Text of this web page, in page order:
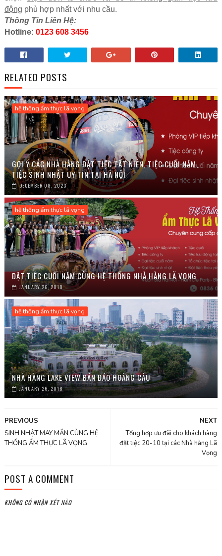
động phù hợp nhất với nhu cầu.
Thông Tin Liên Hệ:
Hotline: 0123 608 3456
RELATED POSTS
hệ thống ẩm thực lã vọng
GỢI Ý CÁC NHÀ HÀNG ĐẶT TIỆC TẤT NIÊN, TIỆC CUỐI NĂM,
TIỆC SINH NHẬT UY TÍN TẠI HÀ NỘI
DECEMBER 08, 2023
hệ thống ẩm thực lã vọng
ĐẶT TIỆC CUỐI NĂM CÙNG HỆ THỐNG NHÀ HÀNG LÃ VỌNG
JANUARY 26, 2018
hệ thống ẩm thực lã vọng
NHÀ HÀNG LAKE VIEW BÁN ĐẢO HOÀNG CẦU
JANUARY 26, 2018
NEXT
Tổng hợp ưu đãi cho khách hàng
đặt tiệc 20-10 tại các Nhà hàng Lã
Vọng
PREVIOUS
SINH NHẬT MAY MẮN CÙNG HỆ
THỐNG ẨM THỰC LÃ VỌNG
POST A COMMENT
KHÔNG CÓ NHẬN XÉT NÀO